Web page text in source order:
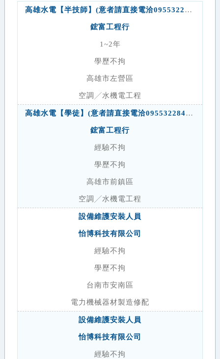
高雄水電【半技師】(意者請直接電洽0955322847黃先生)
鋐富工程行
1~2年
學歷不拘
高雄市左營區
空調╱水機電工程
高雄水電【學徒】(意者請直接電洽0955322847黃先生)
鋐富工程行
經驗不拘
學歷不拘
高雄市前鎮區
空調╱水機電工程
設備維護安裝人員
怡博科技有限公司
經驗不拘
學歷不拘
台南市安南區
電力機械器材製造修配
設備維護安裝人員
怡博科技有限公司
經驗不拘